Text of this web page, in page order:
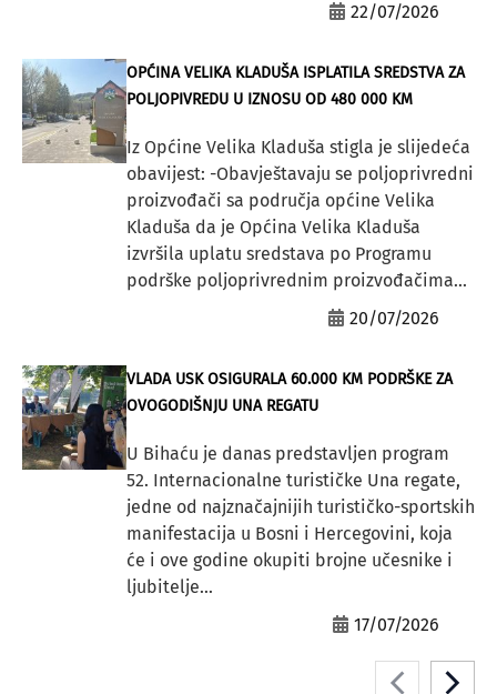
22/07/2026
OPĆINA VELIKA KLADUŠA ISPLATILA SREDSTVA ZA
POLJOPIVREDU U IZNOSU OD 480 000 KM
Iz Općine Velika Kladuša stigla je slijedeća
obavijest: -Obavještavaju se poljoprivredni
proizvođači sa područja općine Velika
Kladuša da je Općina Velika Kladuša
izvršila uplatu sredstava po Programu
podrške poljoprivrednim proizvođačima...
20/07/2026
VLADA USK OSIGURALA 60.000 KM PODRŠKE ZA
OVOGODIŠNJU UNA REGATU
U Bihaću je danas predstavljen program
52. Internacionalne turističke Una regate,
jedne od najznačajnijih turističko-sportskih
manifestacija u Bosni i Hercegovini, koja
će i ove godine okupiti brojne učesnike i
ljubitelje...
17/07/2026